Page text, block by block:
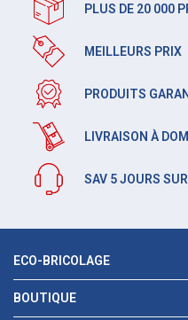
PLUS DE 20 000
MEILLEURS PRIX
PRODUITS
LIVRAISON À
SAV 5 JOURS
ECO-BRICOLAGE
BOUTIQUE